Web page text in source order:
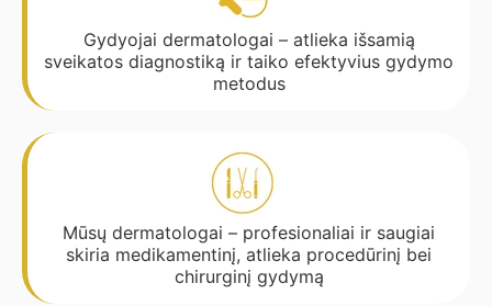
Gydyojai dermatologai – atlieka išsamią
sveikatos diagnostiką ir taiko efektyvius gydymo
metodus
Mūsų dermatologai – profesionaliai ir saugiai
skiria medikamentinį, atlieka procedūrinį bei
chirurginį gydymą